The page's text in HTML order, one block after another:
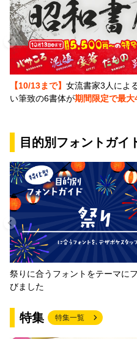
【10/13まで】 女流書家3人によ
い筆致の6書体が期間限定で最大
目的別フォントガイ
祭りに合うフォントをテーマに
びました
特集 特集一覧